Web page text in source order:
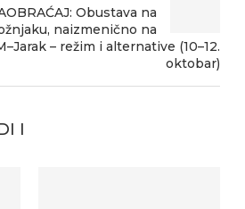
Obustava na
naizmenično na
– režim i alternative (10–12.
oktobar)
I